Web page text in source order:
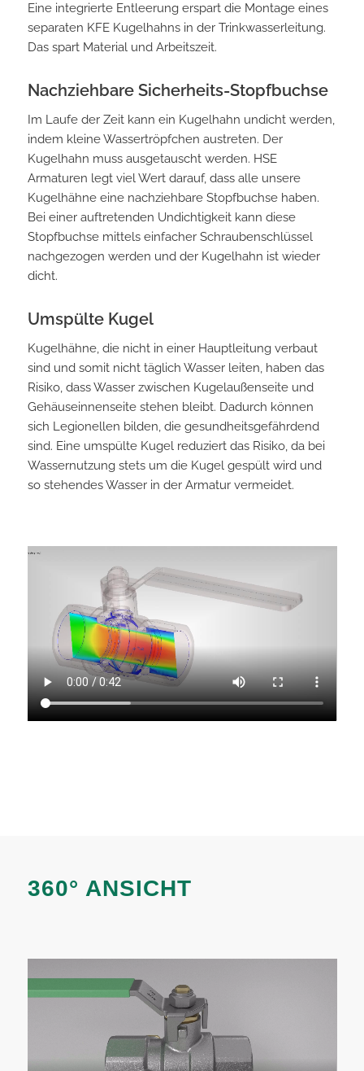
Eine integrierte Entleerung erspart die Montage eines
separaten KFE Kugelhahns in der Trinkwasserleitung.
Das spart Material und Arbeitszeit.
Nachziehbare Sicherheits-Stopfbuchse
Im Laufe der Zeit kann ein Kugelhahn undicht werden,
indem kleine Wassertröpfchen austreten. Der
Kugelhahn muss ausgetauscht werden. HSE
Armaturen legt viel Wert darauf, dass alle unsere
Kugelhähne eine nachziehbare Stopfbuchse haben.
Bei einer auftretenden Undichtigkeit kann diese
Stopfbuchse mittels einfacher Schraubenschlüssel
nachgezogen werden und der Kugelhahn ist wieder
dicht.
Umspülte Kugel
Kugelhähne, die nicht in einer Hauptleitung verbaut
sind und somit nicht täglich Wasser leiten, haben das
Risiko, dass Wasser zwischen Kugelaußenseite und
Gehäuseinnenseite stehen bleibt. Dadurch können
sich Legionellen bilden, die gesundheitsgefährdend
sind. Eine umspülte Kugel reduziert das Risiko, da bei
Wassernutzung stets um die Kugel gespült wird und
so stehendes Wasser in der Armatur vermeidet.
360° ANSICHT